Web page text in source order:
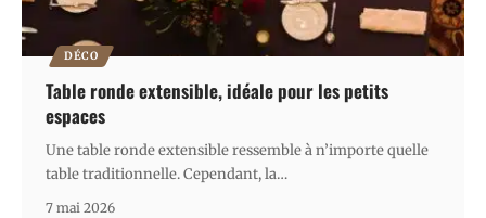
DÉCO
Table ronde extensible, idéale pour les petits
espaces
Une table ronde extensible ressemble à n’importe quelle
table traditionnelle. Cependant, la…
7 mai 2026